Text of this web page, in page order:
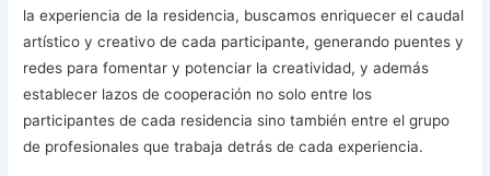
la experiencia de la residencia, buscamos enriquecer el caudal
artístico y creativo de cada participante, generando puentes y
redes para fomentar y potenciar la creatividad, y además
establecer lazos de cooperación no solo entre los
participantes de cada residencia sino también entre el grupo
de profesionales que trabaja detrás de cada experiencia.